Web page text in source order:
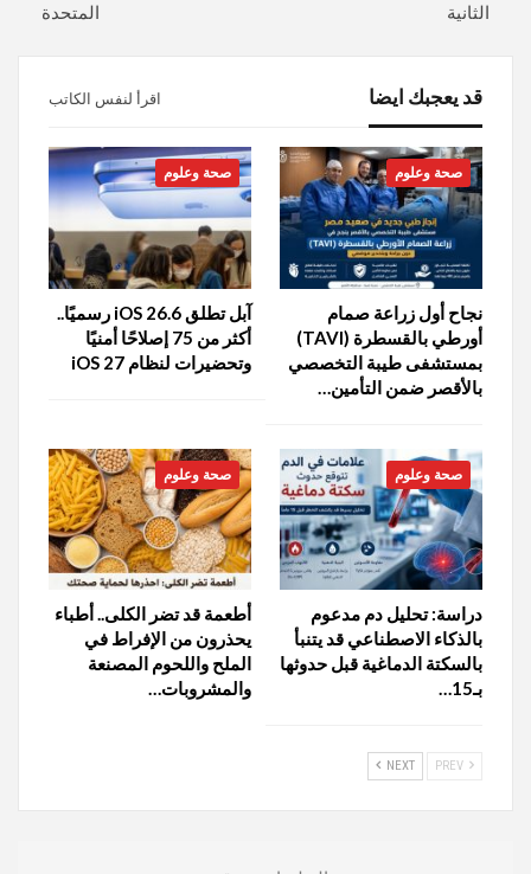
الثانية
المتحدة
قد يعجبك ايضا اقرأ لنفس الكاتب
صحة وعلوم
نجاح أول زراعة صمام
أورطي بالقسطرة (TAVI)
بمستشفى طيبة التخصصي
بالأقصر ضمن التأمين…
صحة وعلوم
آبل تطلق iOS 26.6 رسميًا..
أكثر من 75 إصلاحًا أمنيًا
وتحضيرات لنظام iOS 27
صحة وعلوم
دراسة: تحليل دم مدعوم
بالذكاء الاصطناعي قد يتنبأ
بالسكتة الدماغية قبل حدوثها
بـ15…
صحة وعلوم
أطعمة قد تضر الكلى.. أطباء
يحذرون من الإفراط في
الملح واللحوم المصنعة
والمشروبات…
NEXT